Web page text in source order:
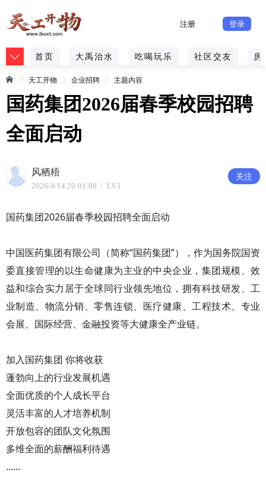
注册 登录
首页 大禹治水 吃喝玩乐 社区交友 房
天工开物 企业招聘 主题内容
国药集团2026届春季校园招聘
全面启动
风栖梧
2026/4/14 20:01:00 LV.1
关注
国药集团2026届春季校园招聘全面启动
中国医药集团有限公司（简称“国药集团”），作为国务院国资
委直接管理的以生命健康为主业的中央企业，集团规模、效
益和综合实力居于全球同行业领先地位，拥有科技研发、工
业制造、物流分销、零售连锁、医疗健康、工程技术、专业
会展、国际经营、金融投资等大健康全产业链。
加入国药集团 你将收获
蓬勃向上的行业发展机遇
全面优质的个人成长平台
灵活丰富的人才培养机制
开放包容的团队文化氛围
多维全面的薪酬福利待遇
......